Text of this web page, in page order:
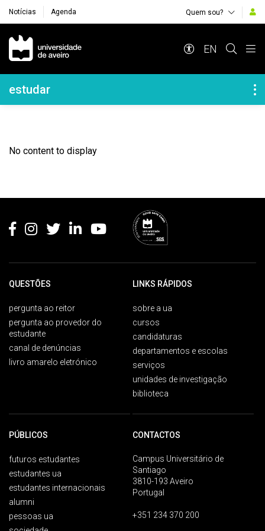
Notícias Agenda Quem sou?
Navegação Principal
EN
Navegação Lateral
estudar
No content to display
QUESTÕES
pergunta ao reitor
pergunta ao provedor do
estudante
canal de denúncias
livro amarelo eletrónico
LINKS RÁPIDOS
sobre a ua
cursos
candidaturas
departamentos e escolas
serviços
unidades de investigação
biblioteca
PÚBLICOS
futuros estudantes
estudantes ua
estudantes internacionais
alumni
pessoas ua
CONTACTOS
Campus Universitário de
Santiago
3810-193 Aveiro
Portugal
+351 234 370 200